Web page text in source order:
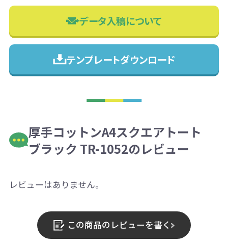
データ入稿について
テンプレートダウンロード
厚手コットンA4スクエアトート
ブラック TR-1052のレビュー
レビューはありません。
この商品のレビューを書く